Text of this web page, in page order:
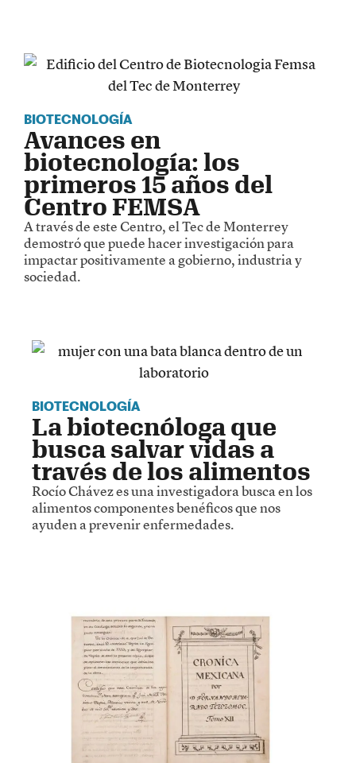
BIOTECNOLOGÍA
Avances en
biotecnología: los
primeros 15 años del
Centro FEMSA
A través de este Centro, el Tec de Monterrey
demostró que puede hacer investigación para
impactar positivamente a gobierno, industria y
sociedad.
BIOTECNOLOGÍA
La biotecnóloga que
busca salvar vidas a
través de los alimentos
Rocío Chávez es una investigadora busca en los
alimentos componentes benéficos que nos
ayuden a prevenir enfermedades.